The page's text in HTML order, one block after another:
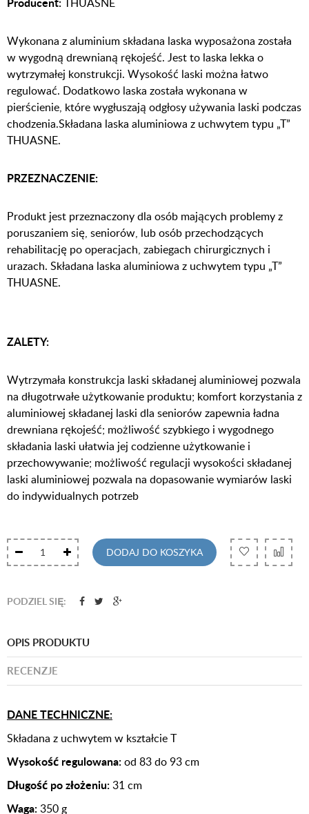
Wykonana z aluminium składana laska wyposażona została
w wygodną drewnianą rękojeść. Jest to laska lekka o
wytrzymałej konstrukcji. Wysokość laski można łatwo
regulować. Dodatkowo laska została wykonana w
pierścienie, które wygłuszają odgłosy używania laski podczas
chodzenia.Składana laska aluminiowa z uchwytem typu „T”
THUASNE.
PRZEZNACZENIE:
Produkt jest przeznaczony dla osób mających problemy z
poruszaniem się, seniorów, lub osób przechodzących
rehabilitację po operacjach, zabiegach chirurgicznych i
urazach. Składana laska aluminiowa z uchwytem typu „T”
THUASNE.
ZALETY:
Wytrzymała konstrukcja laski składanej aluminiowej pozwala
na długotrwałe użytkowanie produktu; komfort korzystania z
aluminiowej składanej laski dla seniorów zapewnia ładna
drewniana rękojeść; możliwość szybkiego i wygodnego
składania laski ułatwia jej codzienne użytkowanie i
przechowywanie; możliwość regulacji wysokości składanej
laski aluminiowej pozwala na dopasowanie wymiarów laski
do indywidualnych potrzeb
DODAJ DO KOSZYKA
PODZIEL SIĘ:
OPIS PRODUKTU
RECENZJE
DANE TECHNICZNE:
Składana z uchwytem w kształcie T
Wysokość regulowana:od 83 do 93 cm
Długość po złożeniu:31 cm
Waga:350 g